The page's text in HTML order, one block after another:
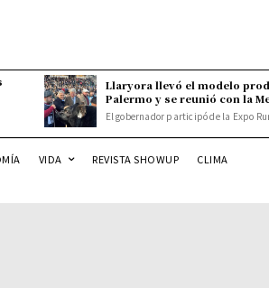
Llaryora llevó el modelo
Palermo y se reunió con la
El gobernador participó de la Expo
VIDA REVISTA SHOWUP CLIMA